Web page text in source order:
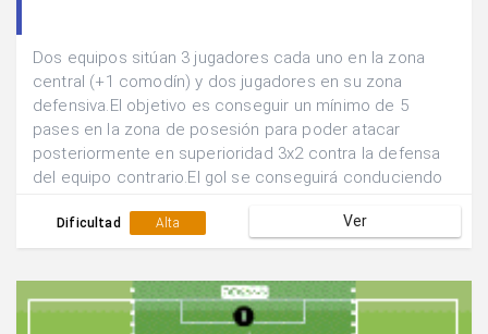
Dos equipos sitúan 3 jugadores cada uno en la zona
central (+1 comodín) y dos jugadores en su zona
defensiva.El objetivo es conseguir un mínimo de 5
pases en la zona de posesión para poder atacar
posteriormente en superioridad 3x2 contra la defensa
del equipo contrario.El gol se conseguirá conduciendo
Dificultad Alta Ver